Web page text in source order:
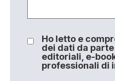
Ho letto e
dei dati da
editoriali, e-
professionali di